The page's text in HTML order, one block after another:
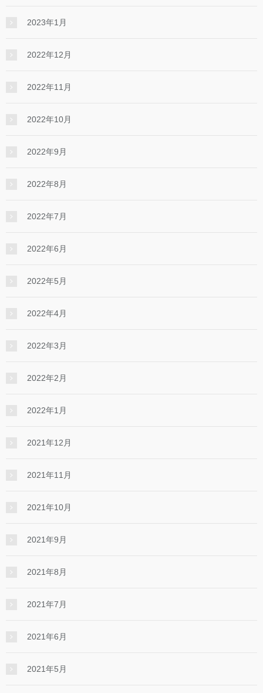
2023年1月
2022年12月
2022年11月
2022年10月
2022年9月
2022年8月
2022年7月
2022年6月
2022年5月
2022年4月
2022年3月
2022年2月
2022年1月
2021年12月
2021年11月
2021年10月
2021年9月
2021年8月
2021年7月
2021年6月
2021年5月